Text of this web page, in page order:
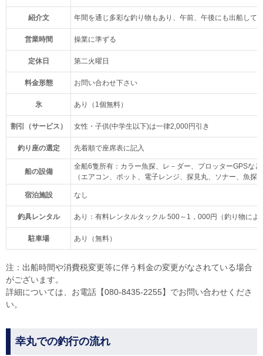
紹介文 年間を通じ多彩な釣り物もあり、午前、午後にも出船して
営業時間 操業に準ずる
定休日 第二火曜日
料金形態 お問い合わせ下さい
氷 あり（1個無料）
割引（サービス） 女性・子供(中学生以下)は一律2,000円引き
釣り座の選定 先着順で座席表に記入
船の設備
全船6隻所有：カラー魚探、レ－ダー、プロッターGPSな
（エアコン、ポット、電子レンジ、探見丸、ソナー、魚探
宿泊施設 なし
釣具レンタル あり：有料レンタルタックル 500～1，000円（釣り物によ
駐車場 あり（無料）
注：出船時間や消費税変更等に伴う料金の変更がなされている場合
がございます。
詳細については、お電話【080-8435-2255】でお問い合わせくださ
い。
幸丸での釣行の流れ